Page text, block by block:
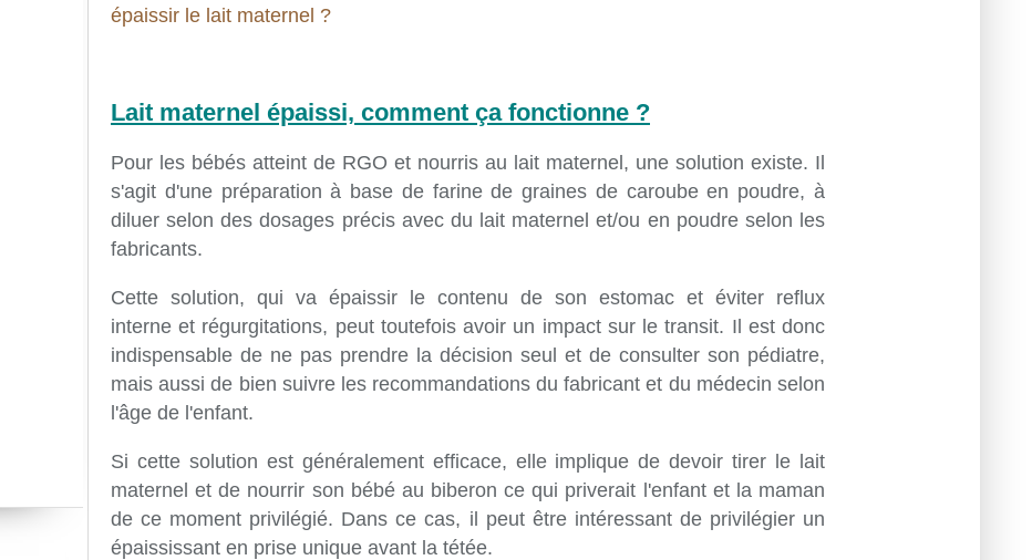
épaissir le lait maternel ?
Lait maternel épaissi, comment ça fonctionne ?
Pour les bébés atteint de RGO et nourris au lait maternel, une solution existe. Il
s'agit d'une préparation à base de farine de graines de caroube en poudre, à
diluer selon des dosages précis avec du lait maternel et/ou en poudre selon les
fabricants.
Cette solution, qui va épaissir le contenu de son estomac et éviter reflux
interne et régurgitations, peut toutefois avoir un impact sur le transit. Il est donc
indispensable de ne pas prendre la décision seul et de consulter son pédiatre,
mais aussi de bien suivre les recommandations du fabricant et du médecin selon
l'âge de l'enfant.
Si cette solution est généralement efficace, elle implique de devoir tirer le lait
maternel et de nourrir son bébé au biberon ce qui priverait l'enfant et la maman
de ce moment privilégié. Dans ce cas, il peut être intéressant de privilégier un
épaississant en prise unique avant la tétée.